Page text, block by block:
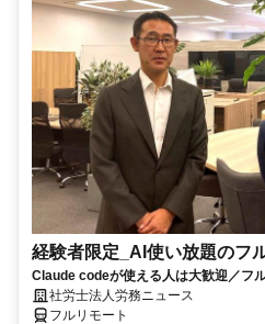
経験者限定_AI使い放題のフ
Claude codeが使える人は大歓迎／フ
社労士法人労務ニュース
フルリモート